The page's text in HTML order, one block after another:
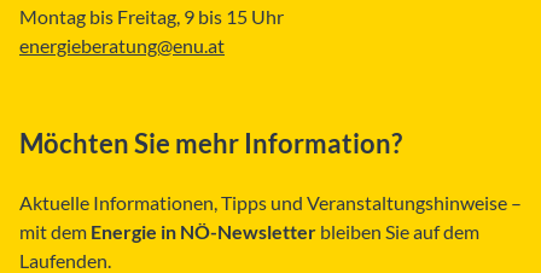
Montag bis Freitag, 9 bis 15 Uhr
energieberatung@enu.at
Möchten Sie mehr Information?
Aktuelle Informationen, Tipps und Veranstaltungshinweise –
mit dem Energie in NÖ-Newsletter bleiben Sie auf dem
Laufenden.